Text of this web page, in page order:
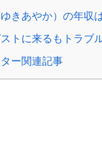
きあやか）の年収
トに来るもトラブ
ー関連記事